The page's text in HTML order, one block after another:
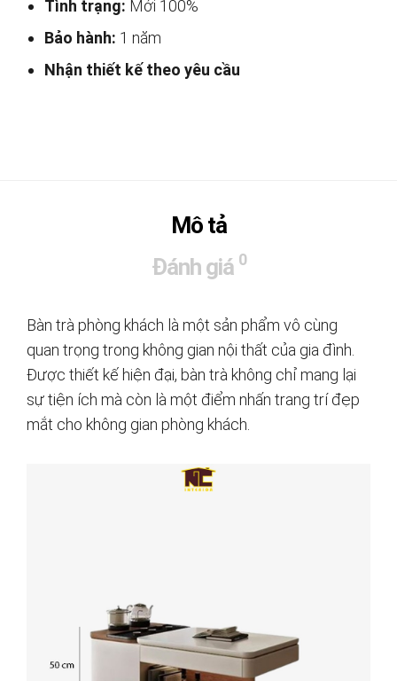
Tình trạng: Mới 100%
Bảo hành: 1 năm
Nhận thiết kế theo yêu cầu
Mô tả
Đánh giá 0
Bàn trà phòng khách là một sản phẩm vô cùng
quan trọng trong không gian nội thất của gia đình.
Được thiết kế hiện đại, bàn trà không chỉ mang lại
sự tiện ích mà còn là một điểm nhấn trang trí đẹp
mắt cho không gian phòng khách.